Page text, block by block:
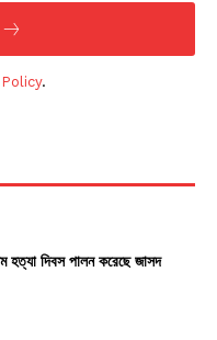
.
হত্যা দিবস পালন করেছে জাসদ